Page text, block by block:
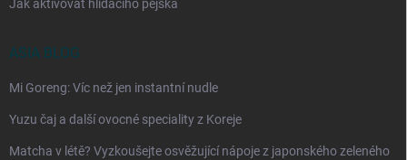
Jak aktivovat hlídacího pejska
ASIA BLOG
Mi Goreng: Víc než jen instantní nudle
Yuzu čaj a další ovocné speciality z Koreje
Matcha v létě? Vyzkoušejte osvěžující nápoje z japonského zeleného